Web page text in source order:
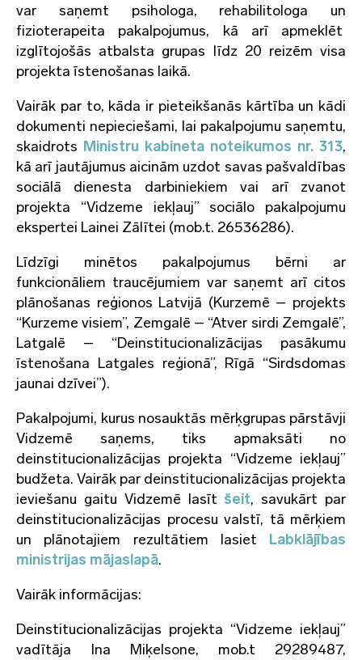
var saņemt psihologa, rehabilitologa un
fizioterapeita pakalpojumus, kā arī apmeklēt
izglītojošās atbalsta grupas līdz 20 reizēm visa
projekta īstenošanas laikā.
Vairāk par to, kāda ir pieteikšanās kārtība un kādi
dokumenti nepieciešami, lai pakalpojumu saņemtu,
skaidrots Ministru kabineta noteikumos nr. 313,
kā arī jautājumus aicinām uzdot savas pašvaldības
sociālā dienesta darbiniekiem vai arī zvanot
projekta “Vidzeme iekļauj” sociālo pakalpojumu
ekspertei Lainei Zālītei (mob.t. 26536286).
Līdzīgi minētos pakalpojumus bērni ar
funkcionāliem traucējumiem var saņemt arī citos
plānošanas reģionos Latvijā (Kurzemē – projekts
“Kurzeme visiem”, Zemgalē – “Atver sirdi Zemgalē”,
Latgalē – “Deinstitucionalizācijas pasākumu
īstenošana Latgales reģionā”, Rīgā “Sirdsdomas
jaunai dzīvei”).
Pakalpojumi, kurus nosauktās mērķgrupas pārstāvji
Vidzemē saņems, tiks apmaksāti no
deinstitucionalizācijas projekta “Vidzeme iekļauj”
budžeta. Vairāk par deinstitucionalizācijas projekta
ieviešanu gaitu Vidzemē lasīt šeit, savukārt par
deinstitucionalizācijas procesu valstī, tā mērķiem
un plānotajiem rezultātiem lasiet Labklājības
ministrijas mājaslapā.
Vairāk informācijas:
Deinstitucionalizācijas projekta “Vidzeme iekļauj”
vadītāja Ina Miķelsone, mob.t 29289487,